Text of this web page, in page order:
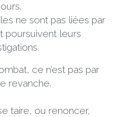
ne sont pas liées par
poursuivent leurs
ce n’est pas par
revanche.
taire, ou renoncer,